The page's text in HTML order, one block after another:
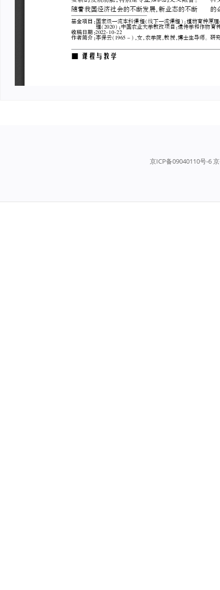
京ICP备09040110号-6